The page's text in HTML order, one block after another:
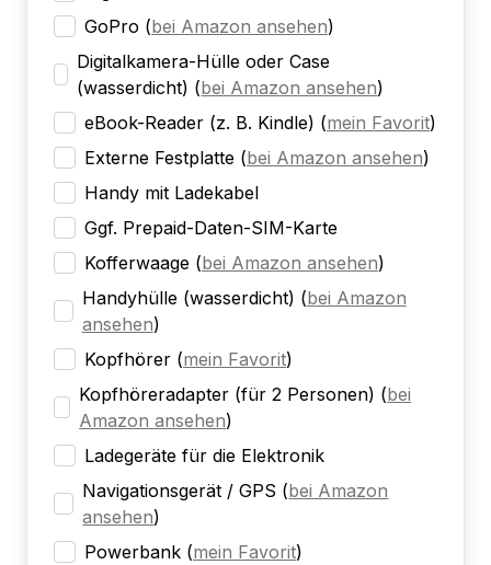
GoPro (bei Amazon ansehen)
Digitalkamera-Hülle oder Case
(wasserdicht) (bei Amazon ansehen)
eBook-Reader (z. B. Kindle) (mein Favorit)
Externe Festplatte (bei Amazon ansehen)
Handy mit Ladekabel
Ggf. Prepaid-Daten-SIM-Karte
Kofferwaage (bei Amazon ansehen)
Handyhülle (wasserdicht) (bei Amazon
ansehen)
Kopfhörer (mein Favorit)
Kopfhöreradapter (für 2 Personen) (bei
Amazon ansehen)
Ladegeräte für die Elektronik
Navigationsgerät / GPS (bei Amazon
ansehen)
Powerbank (mein Favorit)